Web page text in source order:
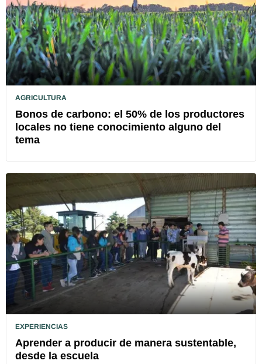
AGRICULTURA
Bonos de carbono: el 50% de los productores
locales no tiene conocimiento alguno del
tema
EXPERIENCIAS
Aprender a producir de manera sustentable,
desde la escuela